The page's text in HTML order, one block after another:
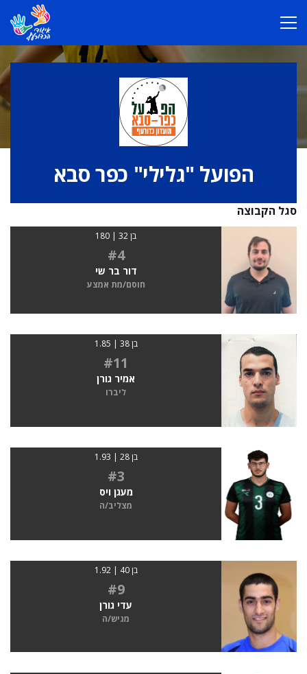
הפועל "גלילי" כפר סבא
סגל הקבוצה
בן 32 | 180
#4
דור בר שי
חוסם/מת אמצע
בן 38 | 1.85
#11
אמיר גורן
ליברו
בן 28 | 1.93
#3
מעגן ויס
מצליב/ה
בן 40 | 1.92
#9
עדי גורן
מגיש/ה